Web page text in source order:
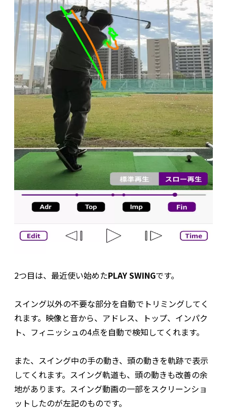
2つ目は、最近使い始めたPLAY SWINGです。
スイング以外の不要な部分を自動でトリミングしてく
れます。映像と音から、アドレス、トップ、インパク
ト、フィニッシュの4点を自動で検知してくれます。
また、スイング中の手の動き、頭の動きを軌跡で表示
してくれます。スイング軌道も、頭の動きも改善の余
地があります。スイング動画の一部をスクリーンショ
ットしたのが左記のものです。